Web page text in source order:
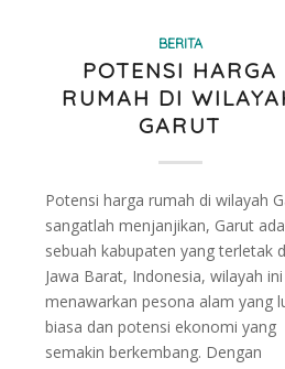
BERITA
POTENSI HARGA
RUMAH DI
GARUT
Potensi harga rumah di wilayah
sangatlah menjanjikan, Garut
sebuah kabupaten yang terletak
Jawa Barat, Indonesia, wilayah ini
menawarkan pesona alam yang
biasa dan potensi ekonomi yang
semakin berkembang. Dengan